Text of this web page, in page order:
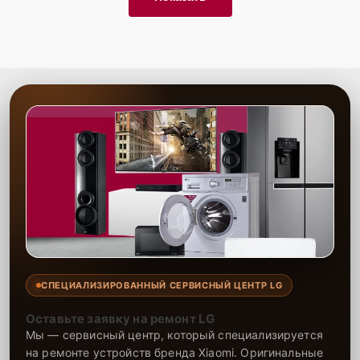
СПЕЦИАЛИЗИРОВАННЫЙ СЕРВИСНЫЙ ЦЕНТР LG
Оставьте заявку на ремонт LG
Мы — сервисный центр, который специализируется
на ремонте устройств бренда Xiaomi. Оригинальные